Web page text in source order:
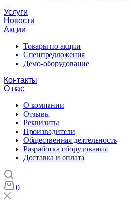
Услуги
Новости
Акции
Товары по акции
Спецпредложения
Демо-оборудование
Контакты
О нас
О компании
Отзывы
Реквизиты
Производители
Общественная деятельность
Разработка оборудования
Доставка и оплата
0